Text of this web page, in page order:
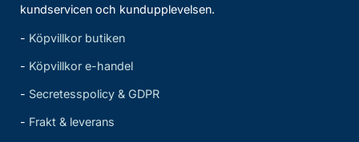
kundservicen och kundupplevelsen.
- Köpvillkor butiken
- Köpvillkor e-handel
- Secretesspolicy & GDPR
- Frakt & leverans